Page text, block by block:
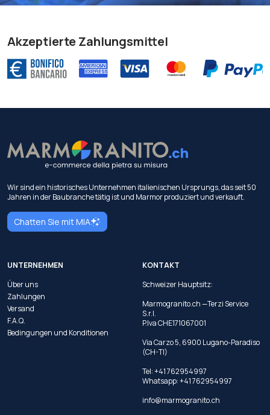
Akzeptierte Zahlungsmittel
Wir sind ein historisches Unternehmen italienischen Ursprungs, das seit 50
Jahren in der Baubranche tätig ist und Marmor produziert und verkauft.
Chatten Sie mit MIA
UNTERNEHMEN
Über uns
Zahlungen
Versand
F.A.Q.
Bedingungen und Konditionen
KONTAKT
Schweizer Hauptsitz:
Marmogranito.ch —Terzi Service
S.r.l.
P.Iva CHE171067001
Via Carzo 5, 6900 Lugano-Paradiso
(CH-TI)
Tel: +41 762954997
Whatsapp:+41 762954997
info@marmogranito.ch